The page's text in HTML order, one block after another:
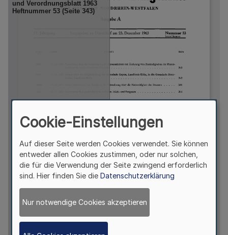
Cookie-Einstellungen
Auf dieser Seite werden Cookies verwendet. Sie können
entweder allen Cookies zustimmen, oder nur solchen,
die für die Verwendung der Seite zwingend erforderlich
sind. Hier finden Sie die Datenschutzerklärung
Nur notwendige Cookies akzeptieren